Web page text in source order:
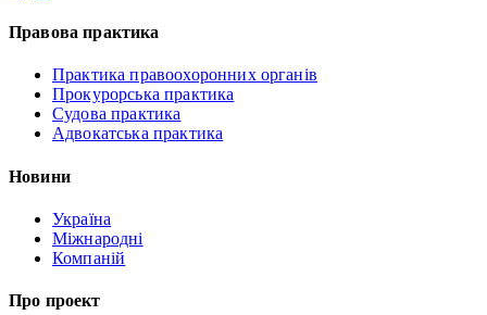
Правова практика
Практика правоохоронних органів
Прокурорська практика
Судова практика
Адвокатська практика
Новини
Україна
Міжнародні
Компаній
Про проект